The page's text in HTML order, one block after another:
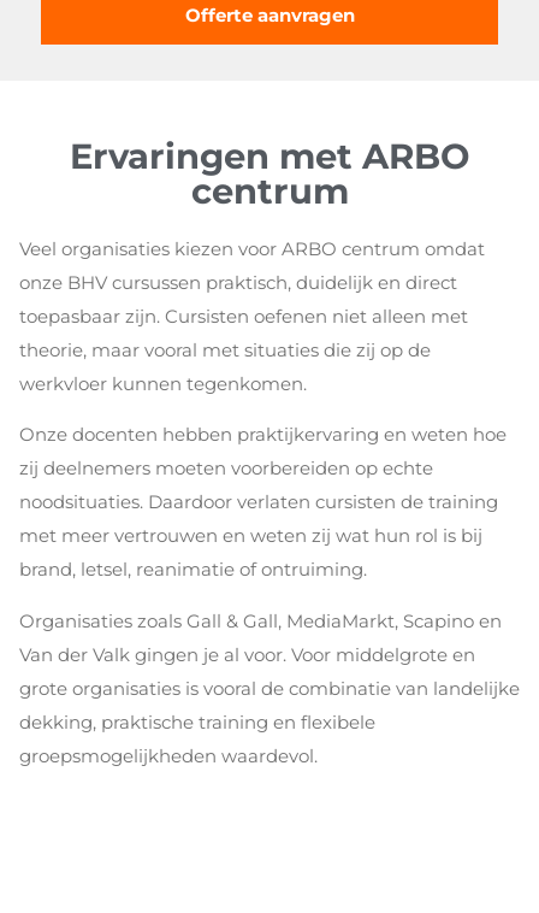
Offerte aanvragen
Ervaringen met ARBO
centrum
Veel organisaties kiezen voor ARBO centrum omdat
onze BHV cursussen praktisch, duidelijk en direct
toepasbaar zijn. Cursisten oefenen niet alleen met
theorie, maar vooral met situaties die zij op de
werkvloer kunnen tegenkomen.
Onze docenten hebben praktijkervaring en weten hoe
zij deelnemers moeten voorbereiden op echte
noodsituaties. Daardoor verlaten cursisten de training
met meer vertrouwen en weten zij wat hun rol is bij
brand, letsel, reanimatie of ontruiming.
Organisaties zoals Gall & Gall, MediaMarkt, Scapino en
Van der Valk gingen je al voor. Voor middelgrote en
grote organisaties is vooral de combinatie van landelijke
dekking, praktische training en flexibele
groepsmogelijkheden waardevol.